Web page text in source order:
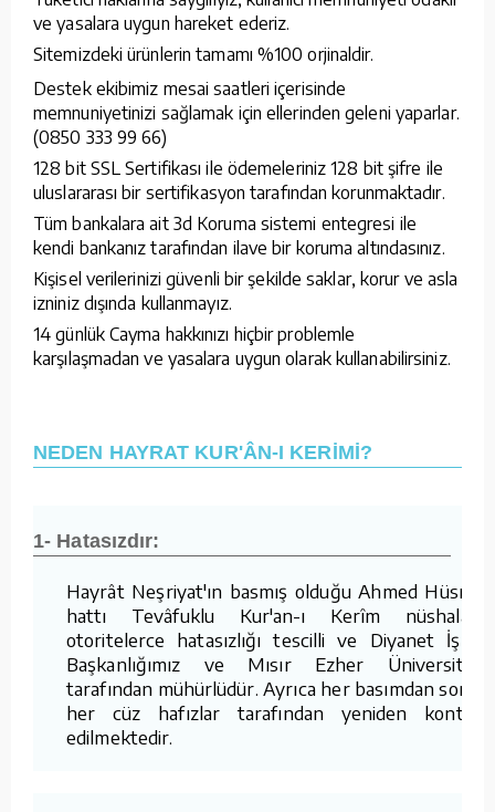
ve yasalara uygun hareket ederiz.
Sitemizdeki ürünlerin tamamı %100 orjinaldir.
Destek ekibimiz mesai saatleri içerisinde
memnuniyetinizi sağlamak için ellerinden geleni yaparlar.
(0850 333 99 66)
128 bit SSL Sertifikası ile ödemeleriniz 128 bit şifre ile
uluslararası bir sertifikasyon tarafından korunmaktadır.
Tüm bankalara ait 3d Koruma sistemi entegresi ile
kendi bankanız tarafından ilave bir koruma altındasınız.
Kişisel verilerinizi güvenli bir şekilde saklar, korur ve asla
izniniz dışında kullanmayız.
14 günlük Cayma hakkınızı hiçbir problemle
karşılaşmadan ve yasalara uygun olarak kullanabilirsiniz.
NEDEN HAYRAT KUR'ÂN-I KERİMİ?
1- Hatasızdır:
Hayrât Neşriyat'ın basmış olduğu Ahmed Hüsrev
hattı Tevâfuklu Kur'an-ı Kerîm nüshaları,
otoritelerce hatasızlığı tescilli ve Diyanet İşleri
Başkanlığımız ve Mısır Ezher Üniversitesi
tarafından mühürlüdür. Ayrıca her basımdan sonra
her cüz hafızlar tarafından yeniden kontrol
edilmektedir.